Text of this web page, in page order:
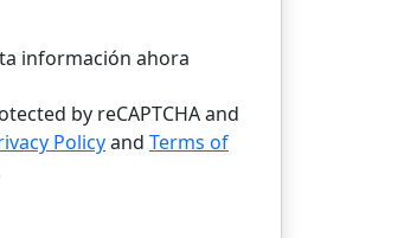
información ahora
by reCAPTCHA and
Policyand Terms of